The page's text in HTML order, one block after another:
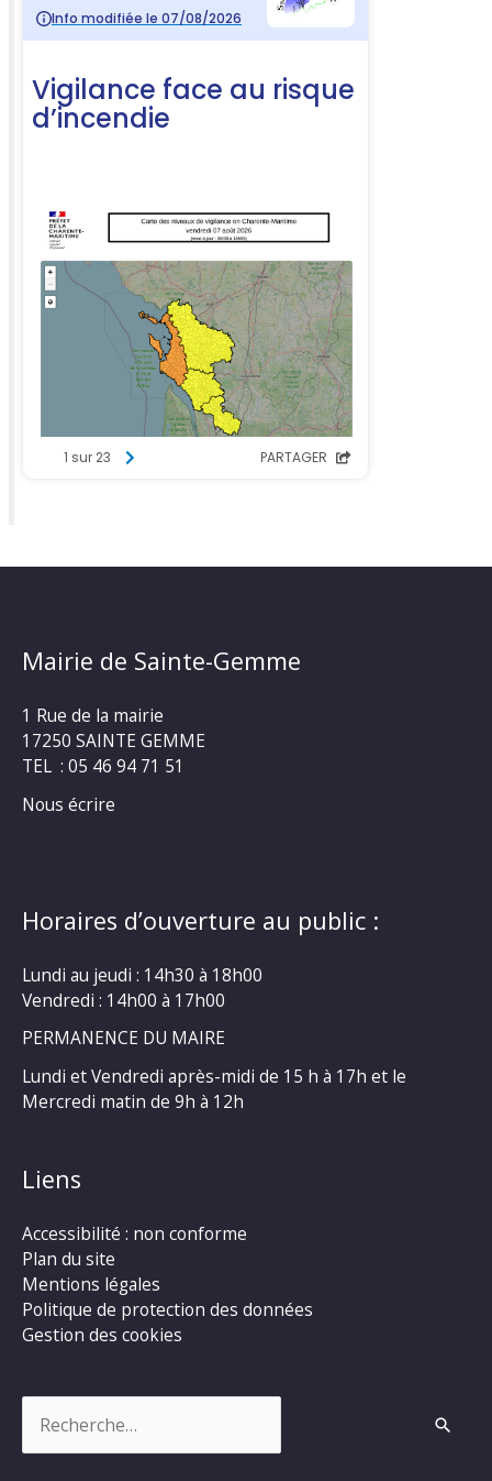
Mairie de Sainte-Gemme
1 Rue de la mairie
17250 SAINTE GEMME
TEL : 05 46 94 71 51
Nous écrire
Horaires d’ouverture au public :
Lundi au jeudi : 14h30 à 18h00
Vendredi : 14h00 à 17h00
PERMANENCE DU MAIRE
Lundi et Vendredi après-midi de 15 h à 17h et le
Mercredi matin de 9h à 12h
Liens
Accessibilité : non conforme
Plan du site
Mentions légales
Politique de protection des données
Gestion des cookies